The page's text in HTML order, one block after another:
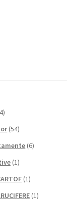
(54)
(6)
(1)
(1)
(1)